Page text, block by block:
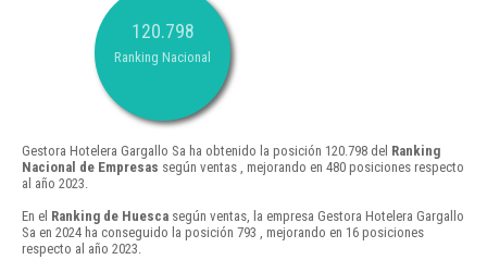
120.798
Ranking Nacional
Gestora Hotelera Gargallo Sa ha obtenido la posición 120.798 del Ranking
Nacional de Empresas según ventas , mejorando en 480 posiciones respecto
al año 2023.
En el Ranking de Huesca según ventas, la empresa Gestora Hotelera Gargallo
Sa en 2024 ha conseguido la posición 793 , mejorando en 16 posiciones
respecto al año 2023.